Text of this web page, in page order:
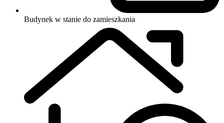
Budynek w stanie do zamieszkania